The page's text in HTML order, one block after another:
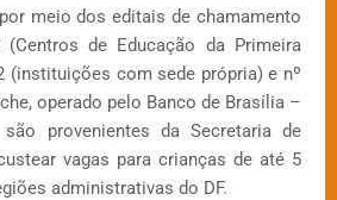
meio dos editais de chamamento
de Educação da Primeira
(instituições com sede própria) e nº
operado pelo Banco de Brasília –
provenientes da Secretaria de
vagas para crianças de até 5
administrativas do DF.